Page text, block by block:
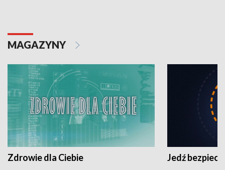
MAGAZYNY
Zdrowie dla Ciebie Jedź